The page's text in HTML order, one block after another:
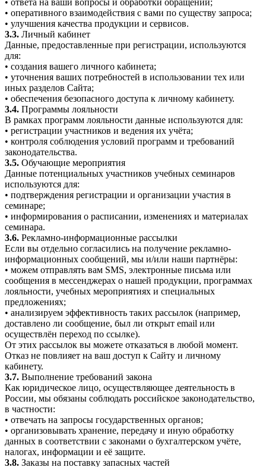
• ответа на ваши вопросы и обработки обращений;
• оперативного взаимодействия с вами по существу запроса;
• улучшения качества продукции и сервисов.
3.3. Личный кабинет
Данные, предоставленные при регистрации, используются
для:
• создания вашего личного кабинета;
• уточнения ваших потребностей в использовании тех или
иных разделов Сайта;
• обеспечения безопасного доступа к личному кабинету.
3.4. Программы лояльности
В рамках программ лояльности данные используются для:
• регистрации участников и ведения их учёта;
• контроля соблюдения условий программ и требований
законодательства.
3.5. Обучающие мероприятия
Данные потенциальных участников учебных семинаров
используются для:
• подтверждения регистрации и организации участия в
семинаре;
• информирования о расписании, изменениях и материалах
семинара.
3.6. Рекламно-информационные рассылки
Если вы отдельно согласились на получение рекламно-
информационных сообщений, мы и/или наши партнёры:
• можем отправлять вам SMS, электронные письма или
сообщения в мессенджерах о нашей продукции, программах
лояльности, учебных мероприятиях и специальных
предложениях;
• анализируем эффективность таких рассылок (например,
доставлено ли сообщение, был ли открыт email или
осуществлён переход по ссылке).
От этих рассылок вы можете отказаться в любой момент.
Отказ не повлияет на ваш доступ к Сайту и личному
кабинету.
3.7. Выполнение требований закона
Как юридическое лицо, осуществляющее деятельность в
России, мы обязаны соблюдать российское законодательство,
в частности:
• отвечать на запросы государственных органов;
• организовывать хранение, передачу и иную обработку
данных в соответствии с законами о бухгалтерском учёте,
налогах, информации и её защите.
3.8. Заказы на поставку запасных частей